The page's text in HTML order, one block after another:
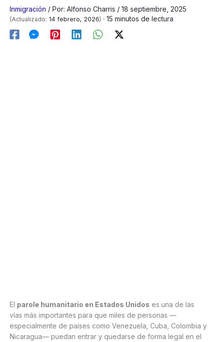
Inmigración / Por: Alfonso Charris / 18 septiembre, 2025
(Actualizado: 14 febrero, 2026) · 15 minutos de lectura
El parole humanitario en Estados Unidos es una de las
vías más importantes para que miles de personas —
especialmente de países como Venezuela, Cuba, Colombia y
Nicaragua— puedan entrar y quedarse de forma legal en el